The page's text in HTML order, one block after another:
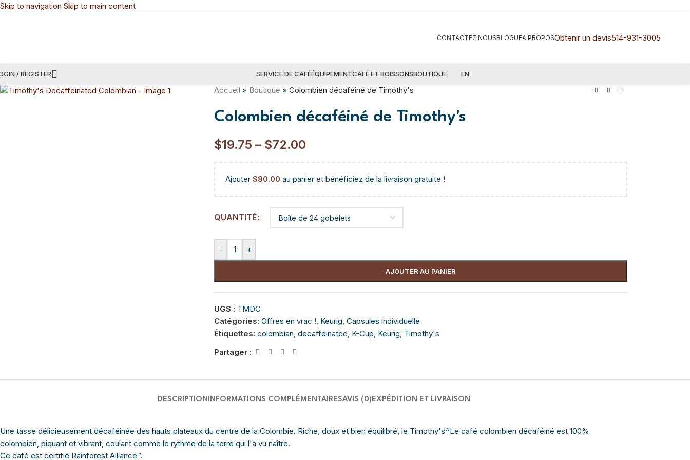
Skip to navigation Skip to main content
CONTACTEZ NOUSBLOGUEÀ PROPOSObtenir un devis514-931-3005
/ REGISTER SERVICE DE CAFÉÉQUIPEMENTCAFÉ ET BOISSONSBOUTIQUE EN
Accueil » Boutique »Colombien décaféiné de Timothy's
Colombien décaféiné de Timothy's
$19.75 – $72.00
Ajouter$80.00 au panier et bénéficiez de la livraison gratuite !
QUANTITÉ
- +
AJOUTER AU PANIER
UGS : TMDC
Catégories: Offres en vrac !, Keurig, Capsules individuelle
Étiquettes: colombian, decaffeinated, K-Cup, Keurig, Timothy's
Partager :
DESCRIPTIONINFORMATIONS COMPLÉMENTAIRESAVIS (0)EXPÉDITION ET LIVRAISON
Une tasse délicieusement décaféinée des hauts plateaux du centre de la Colombie. Riche, doux et bien équilibré, le Timothy's®Le café colombien décaféiné est 100%
colombien, piquant et vibrant, coulant comme le rythme de la terre qui l'a vu naître.
Ce café est certifié Rainforest Alliance™.